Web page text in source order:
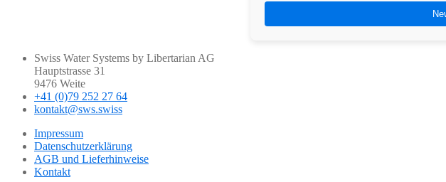
Swiss Water Systems by Libertarian AG
Hauptstrasse 31
9476 Weite
+41 (0)79 252 27 64
kontakt@sws.swiss
Impressum
Datenschutzerklärung
AGB und Lieferhinweise
Kontakt